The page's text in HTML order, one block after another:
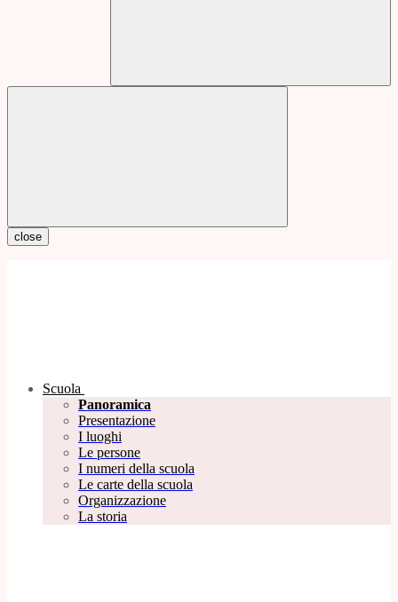
close
Scuola
Panoramica
Presentazione
I luoghi
Le persone
I numeri della scuola
Le carte della scuola
Organizzazione
La storia